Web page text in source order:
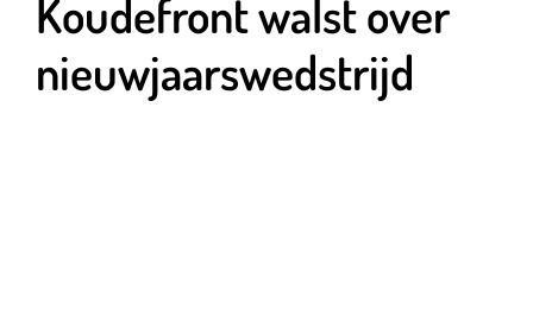
Koudefront walst over
nieuwjaarswedstrijd